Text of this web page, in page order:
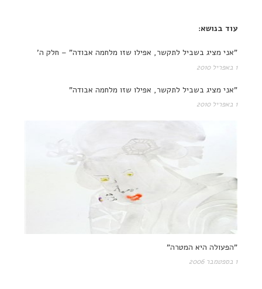
עוד בנושא:
"אני מציג בשביל לתקשר, אפילו שזו מלחמה אבודה" – חלק ה'
1 באפריל 2010
"אני מציג בשביל לתקשר, אפילו שזו מלחמה אבודה"
1 באפריל 2010
"הפעולה היא המטרה"
1 בספטמבר 2006